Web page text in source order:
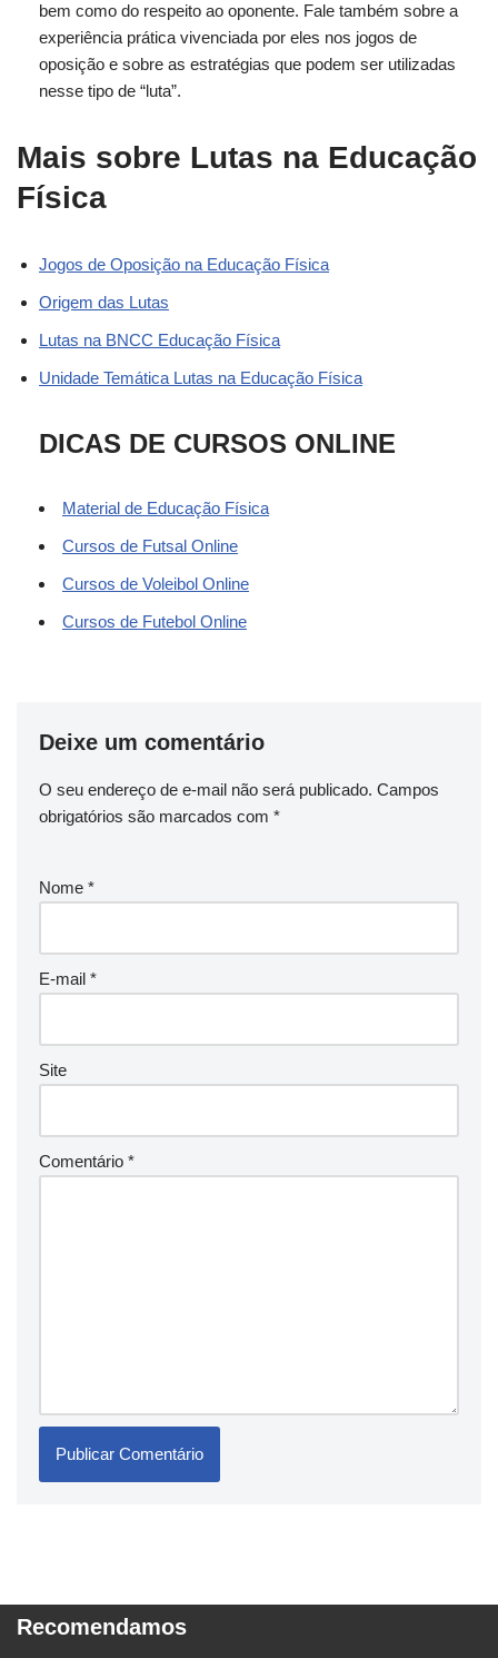
bem como do respeito ao oponente. Fale também sobre a
experiência prática vivenciada por eles nos jogos de
oposição e sobre as estratégias que podem ser utilizadas
nesse tipo de “luta”.
Mais sobre Lutas na Educação
Física
Jogos de Oposição na Educação Física
Origem das Lutas
Lutas na BNCC Educação Física
Unidade Temática Lutas na Educação Física
DICAS DE CURSOS ONLINE
Material de Educação Física
Cursos de Futsal Online
Cursos de Voleibol Online
Cursos de Futebol Online
Deixe um comentário
O seu endereço de e-mail não será publicado. Campos
obrigatórios são marcados com *
Nome *
E-mail *
Site
Comentário *
Recomendamos